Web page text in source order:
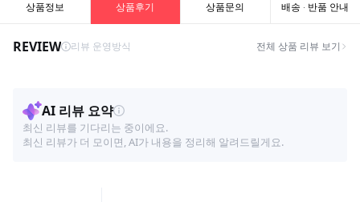
상품정보 상품후기 상품문의 배송 · 반품 안내